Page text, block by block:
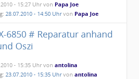
- 15:27 Uhr von Papa Joe
28.07.2010 - 14:50 Uhrvon Papa Joe
6850 # Reparatur anhand
Oszi
- 15:35 Uhr vonantolina
23.07.2010 - 15:35 Uhrvonantolina